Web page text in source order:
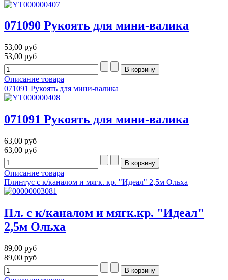
071090 Рукоять для мини-валика
53,00 руб
53,00 руб
Описание товара
071091 Рукоять для мини-валика
071091 Рукоять для мини-валика
63,00 руб
63,00 руб
Описание товара
Плинтус с к/каналом и мягк. кр. "Идеал" 2,5м Ольха
Пл. с к/каналом и мягк.кр. "Идеал"
2,5м Ольха
89,00 руб
89,00 руб